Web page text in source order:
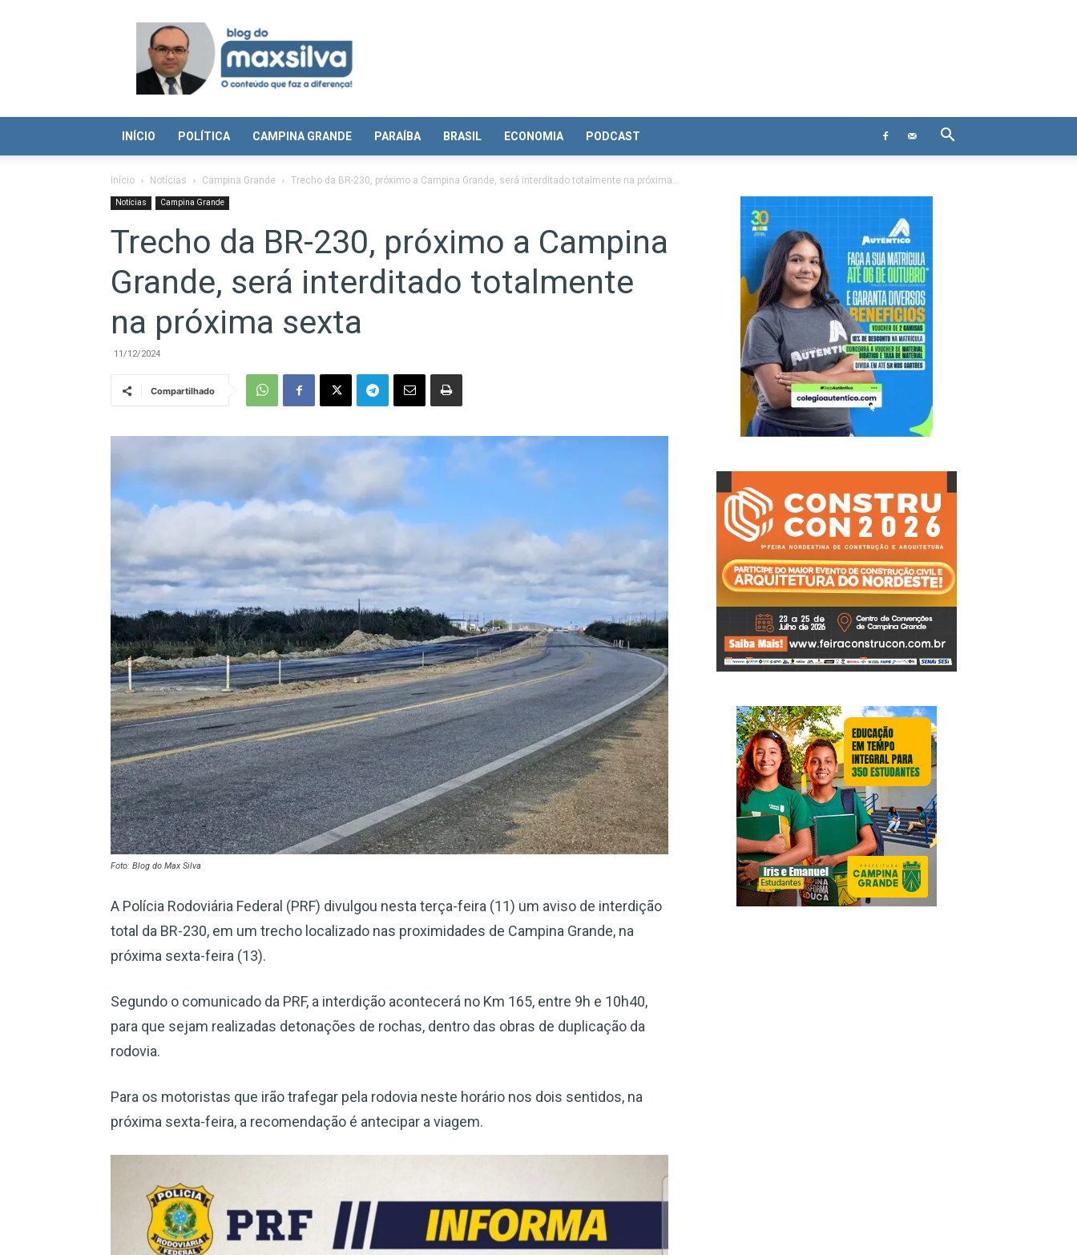
Blog
Max
Silva
INÍCIO POLÍTICA CAMPINA GRANDE PARAÍBA BRASIL ECONOMIA PODCAST
Início Notícias Campina Grande Trecho da BR-230, próximo a Campina Grande, será interditado totalmente na próxima...
Notícias Campina Grande
Trecho da BR-230, próximo a Campina
Grande, será interditado totalmente
na próxima sexta
11/12/2024
Compartilhado
Foto: Blog do Max Silva
A Polícia Rodoviária Federal (PRF) divulgou nesta terça-feira (11) um aviso de interdição
total da BR-230, em um trecho localizado nas proximidades de Campina Grande, na
próxima sexta-feira (13).
Segundo o comunicado da PRF, a interdição acontecerá no Km 165, entre 9h e 10h40,
para que sejam realizadas detonações de rochas, dentro das obras de duplicação da
rodovia.
Para os motoristas que irão trafegar pela rodovia neste horário nos dois sentidos, na
próxima sexta-feira, a recomendação é antecipar a viagem.